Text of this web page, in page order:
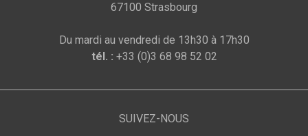
67100 Strasbourg
Du mardi au vendredi de 13h30 à 17h30
tél. : +33 (0)3 68 98 52 02
SUIVEZ-NOUS